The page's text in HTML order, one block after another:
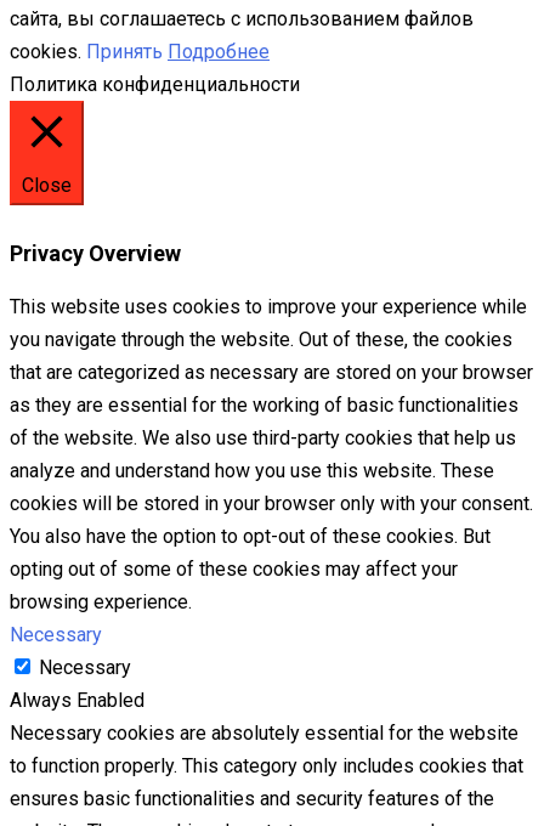
сайта, вы соглашаетесь с использованием файлов
cookies. Принять Подробнее
Политика конфиденциальности
Close
Privacy Overview
This website uses cookies to improve your experience while
you navigate through the website. Out of these, the cookies
that are categorized as necessary are stored on your browser
as they are essential for the working of basic functionalities
of the website. We also use third-party cookies that help us
analyze and understand how you use this website. These
cookies will be stored in your browser only with your consent.
You also have the option to opt-out of these cookies. But
opting out of some of these cookies may affect your
browsing experience.
Necessary
Necessary
Always Enabled
Necessary cookies are absolutely essential for the website
to function properly. This category only includes cookies that
ensures basic functionalities and security features of the